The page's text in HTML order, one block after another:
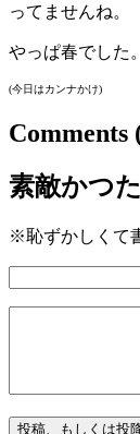
ってませんね。
やっぱ春でした。
(今日はカンナかけ)
Comments
素敵かつ
※恥ずかしくて